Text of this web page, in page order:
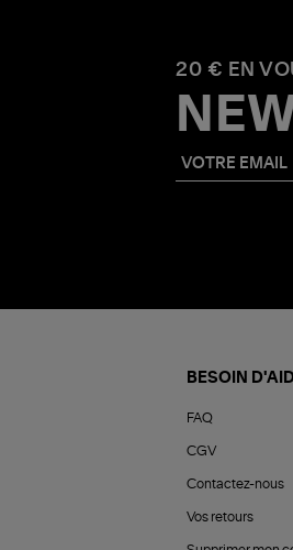
20 € EN
BESOIN
FAQ
CGV
Contactez-nous
Vos retours